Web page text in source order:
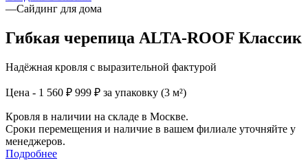
—Сайдинг для дома
Гибкая черепица ALTA-ROOF Классик
Надёжная кровля с выразительной фактурой
Цена - 1 560 ₽ 999 ₽ за упаковку (3 м²)
Кровля в наличии на складе в Москве.
Сроки перемещения и наличие в вашем филиале уточняйте у
менеджеров.
Подробнее